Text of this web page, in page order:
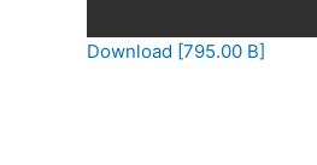
Download [795.00 B]